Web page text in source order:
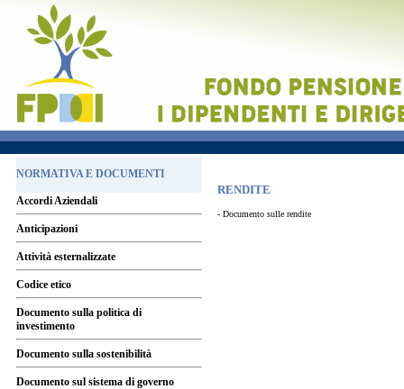
NORMATIVA E DOCUMENTI
Accordi Aziendali
Anticipazioni
Attività esternalizzate
Codice etico
Documento sulla politica di
investimento
Documento sulla sostenibilità
Documento sul sistema di governo
RENDITE
- Documento sulle rendite